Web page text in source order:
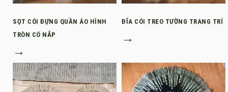
SỌT CÓI ĐỰNG QUẦN ÁO HÌNH
TRÒN CÓ NẮP
→
ĐĨA CÓI TREO TƯỜNG TRANG TRÍ
→